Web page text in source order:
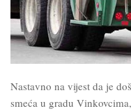
Nastavno na vijest da je
smeća u gradu